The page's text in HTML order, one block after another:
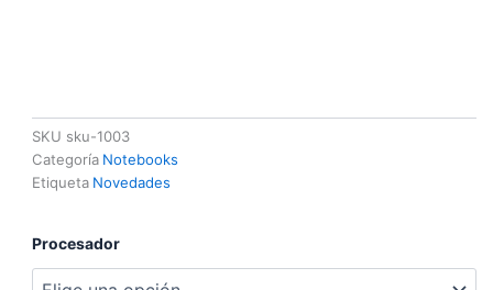
SKU sku-1003
Categoría Notebooks
Etiqueta Novedades
Procesador